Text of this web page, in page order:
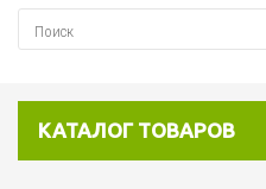
КАТАЛОГ ТОВАРОВ